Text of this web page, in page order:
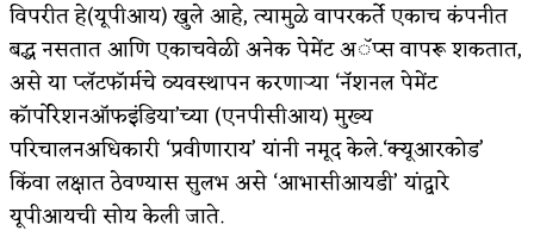
विपरीत हे(यूपीआय) खुले आहे, त्यामुळे वापरकर्ते एकाच कंपनीत
बद्ध नसतात आणि एकाचवेळी अनेक पेमेंट अॅप्स वापरू शकतात,
असे या प्लॅटफॉर्मचे व्यवस्थापन करणाऱ्या ‘नॅशनल पेमेंट
कॉर्पोरेशनऑफइंडिया’च्या (एनपीसीआय) मुख्य
परिचालनअधिकारी ‘प्रवीणाराय’ यांनी नमूद केले.‘क्यूआरकोड’
किंवा लक्षात ठेवण्यास सुलभ असे ‘आभासीआयडी’ यांद्वारे
यूपीआयची सोय केली जाते.